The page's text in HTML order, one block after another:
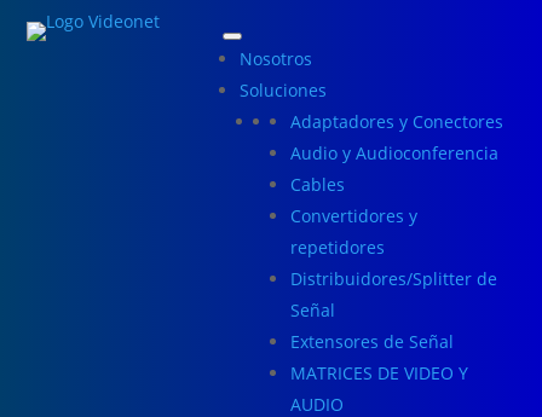
Nosotros
Soluciones
Adaptadores y Conectores
Audio y Audioconferencia
Cables
Convertidores y
repetidores
Distribuidores/Splitter de
Señal
Extensores de Señal
MATRICES DE VIDEO Y
AUDIO